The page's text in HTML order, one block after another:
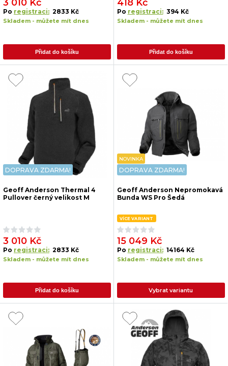
3 010 Kč
Po registraci: 2833 Kč
Skladem - můžete mít dnes
Přidat do košíku
418 Kč
Po registraci: 394 Kč
Skladem - můžete mít dnes
Přidat do košíku
DOPRAVA ZDARMA!
Geoff Anderson Thermal 4
Pullover černý velikost M
3 010 Kč
Po registraci: 2833 Kč
Skladem - můžete mít dnes
Přidat do košíku
NOVINKA
DOPRAVA ZDARMA!
Geoff Anderson Nepromokavá
Bunda WS Pro Šedá
VÍCE VARIANT
15 049 Kč
Po registraci: 14164 Kč
Skladem - můžete mít dnes
Vybrat variantu